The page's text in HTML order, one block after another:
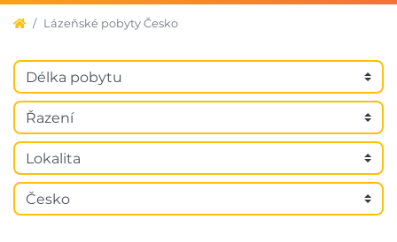
Lázeňské pobyty Česko